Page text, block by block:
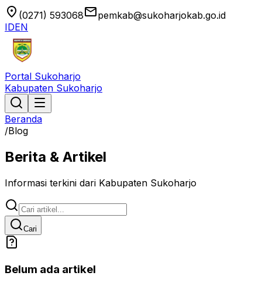
location_on (0271) 593068emailpemkab@sukoharjokab.go.id
IDEN
Portal Sukoharjo
Kabupaten Sukoharjo
Beranda
/Blog
Berita & Artikel
Informasi terkini dari Kabupaten Sukoharjo
Cari
Belum ada artikel